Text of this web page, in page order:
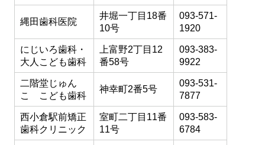
縄田歯科医院
井堀一丁目18番
10号
093-571-
1920
にじいろ歯科・
大人こども歯科
上富野2丁目12
番58号
093-383-
9922
二階堂じゅん
こ こども歯科
神幸町2番5号
093-531-
7877
西小倉駅前矯正
歯科クリニック
室町二丁目11番
11号
093-583-
6784